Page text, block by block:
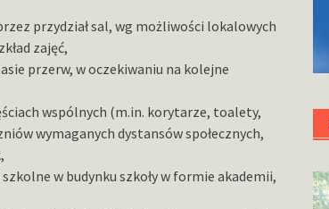
przydział sal, wg możliwości lokalowych
zajęć,
przerw, w oczekiwaniu na kolejne
wspólnych (m.in. korytarze, toalety,
wymaganych dystansów społecznych,
w budynku szkoły w formie akademii,